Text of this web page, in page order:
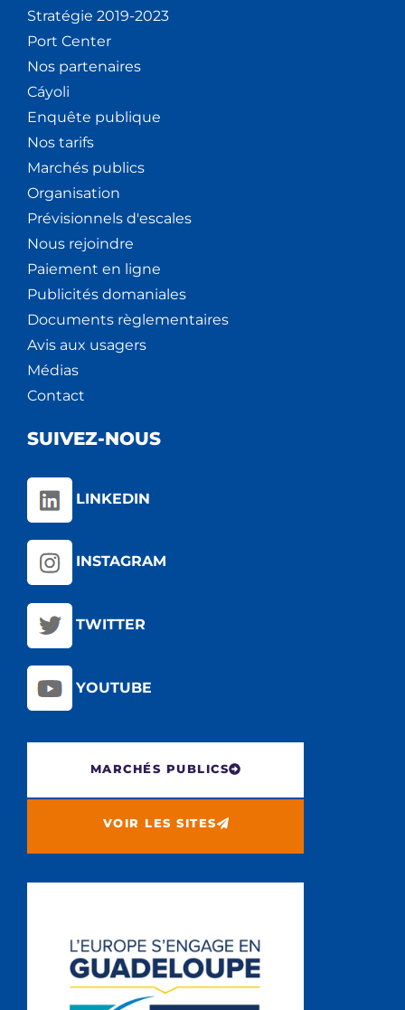
Stratégie 2019-2023
Port Center
Nos partenaires
Cáyoli
Enquête publique
Nos tarifs
Marchés publics
Organisation
Prévisionnels d'escales
Nous rejoindre
Paiement en ligne
Publicités domaniales
Documents règlementaires
Avis aux usagers
Médias
Contact
SUIVEZ-NOUS
LINKEDIN
INSTAGRAM
TWITTER
YOUTUBE
MARCHÉS PUBLICS
VOIR LES SITES